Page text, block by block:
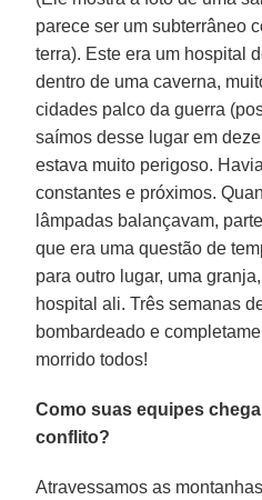
parece ser um subterrâneo
terra). Este era um hospital
dentro de uma caverna,
cidades palco da guerra
saímos desse lugar em
estava muito perigoso.
constantes e próximos.
lâmpadas balançavam,
que era uma questão de
para outro lugar, uma
hospital ali. Três semanas
bombardeado e
morrido todos!
Como suas equipes
conflito?
Atravessamos as